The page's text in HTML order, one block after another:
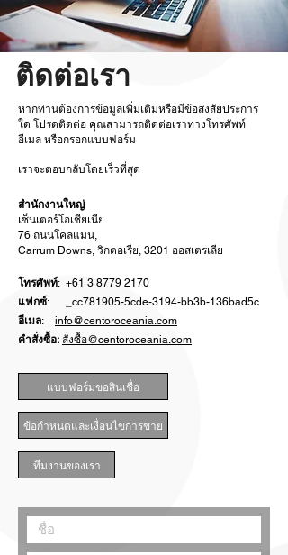
ติดต่อเรา
หากท่านต้องการข้อมูลเพิ่มเติมหรือมีข้อสงสัยประการ
ใด โปรดติดต่อ คุณสามารถติดต่อเราทางโทรศัพท์
อีเมล หรือกรอกแบบฟอร์ม
เราจะตอบกลับโดยเร็วที่สุด
สำนักงานใหญ่
เซ็นเตอร์โอเชียเนีย
76 ถนนโคลแมน,
Carrum Downs, วิกตอเรีย, 3201 ออสเตรเลีย
โทรศัพท์: +61 3 8779 2170
แฟกซ์: _cc781905-5cde-3194-bb3b-136bad5c
อีเมล:
info@centoroceania.com
คำสั่งซื้อ: สั่งซื้อ@centoroceania.com
แบบฟอร์มขอสินเชื่อ
ข้อกำหนดและเงื่อนไขการขาย
ทีมงานของเรา